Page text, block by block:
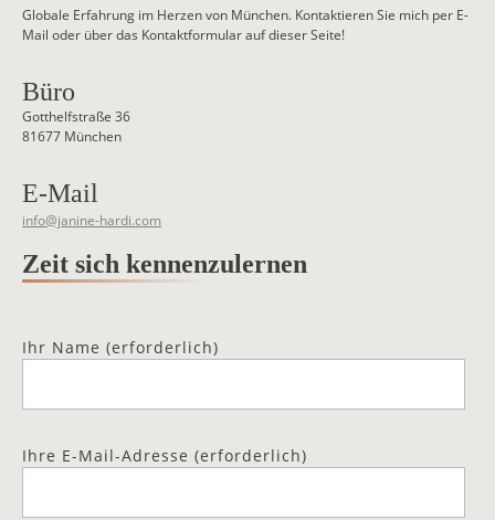
Globale Erfahrung im Herzen von München. Kontaktieren Sie mich per E-
Mail oder über das Kontaktformular auf dieser Seite!
Büro
Gotthelfstraße 36
81677 München
E-Mail
info@janine-hardi.com
Zeit sich kennenzulernen
Ihr Name (erforderlich)
Ihre E-Mail-Adresse (erforderlich)